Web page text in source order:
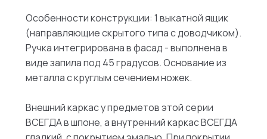
Особенности конструкции: 1 выкатной ящик
(направляющие скрытого типа с доводчиком).
Ручка интегрирована в фасад - выполнена в
виде запила под 45 градусов. Основание из
металла с круглым сечением ножек.
Внешний каркас у предметов этой серии
ВСЕГДА в шпоне, а внутренний каркас ВСЕГДА